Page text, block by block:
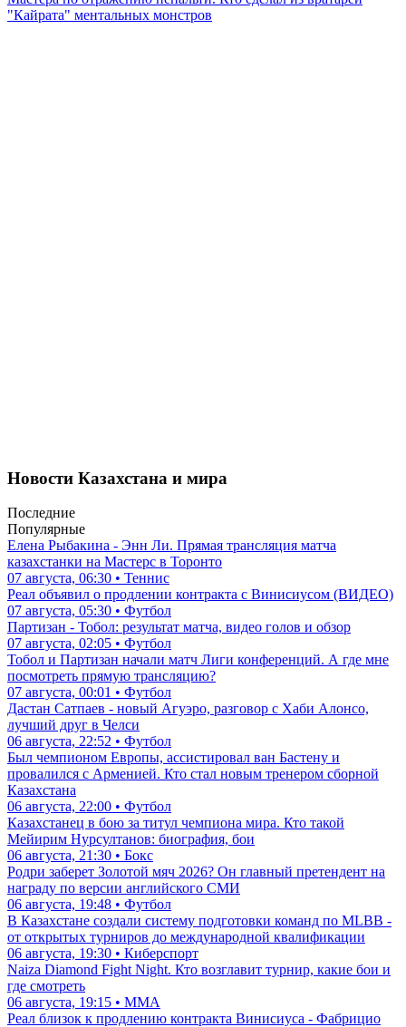
"Кайрата" ментальных монстров
Новости Казахстана и мира
Последние
Популярные
Елена Рыбакина - Энн Ли. Прямая трансляция матча
казахстанки на Мастерс в Торонто
07 августа, 06:30 • Теннис
Реал объявил о продлении контракта с Винисиусом (ВИДЕО)
07 августа, 05:30 • Футбол
Партизан - Тобол: результат матча, видео голов и обзор
07 августа, 02:05 • Футбол
Тобол и Партизан начали матч Лиги конференций. А где мне
посмотреть прямую трансляцию?
07 августа, 00:01 • Футбол
Дастан Сатпаев - новый Агуэро, разговор с Хаби Алонсо,
лучший друг в Челси
06 августа, 22:52 • Футбол
Был чемпионом Европы, ассистировал ван Бастену и
провалился с Арменией. Кто стал новым тренером сборной
Казахстана
06 августа, 22:00 • Футбол
Казахстанец в бою за титул чемпиона мира. Кто такой
Мейирим Нурсултанов: биография, бои
06 августа, 21:30 • Бокс
Родри заберет Золотой мяч 2026? Он главный претендент на
награду по версии английского СМИ
06 августа, 19:48 • Футбол
В Казахстане создали систему подготовки команд по MLBB -
от открытых турниров до международной квалификации
06 августа, 19:30 • Киберспорт
Naiza Diamond Fight Night. Кто возглавит турнир, какие бои и
где смотреть
06 августа, 19:15 • ММА
Реал близок к продлению контракта Винисиуса - Фабрицио